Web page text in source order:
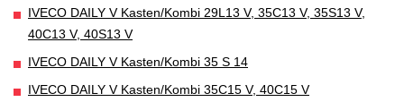
IVECO DAILY V Kasten/Kombi 29L13 V, 35C13 V, 35S13 V,
40C13 V, 40S13 V
IVECO DAILY V Kasten/Kombi 35 S 14
IVECO DAILY V Kasten/Kombi 35C15 V, 40C15 V